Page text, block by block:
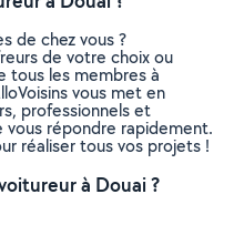
de chez vous ?
de votre choix ou
tous les membres à
vous met en
professionnels et
vous répondre rapidement.
réaliser tous vos projets !
à Douai ?